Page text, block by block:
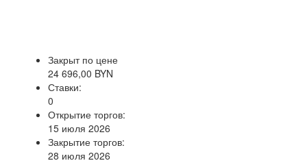
Закрыт по цене
24 696,00 BYN
Ставки:
0
Открытие торгов:
15 июля 2026
Закрытие торгов:
28 июля 2026